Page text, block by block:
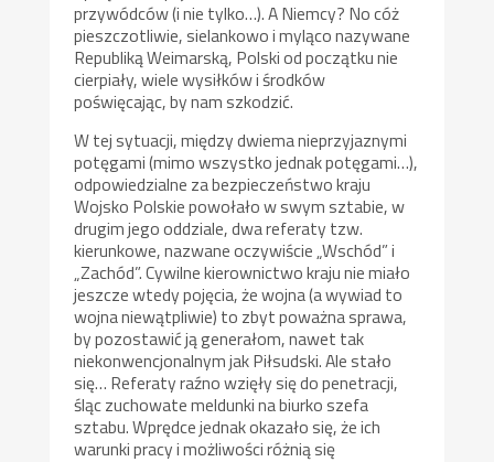
przywódców (i nie tylko…). A Niemcy? No cóż
pieszczotliwie, sielankowo i myląco nazywane
Republiką Weimarską, Polski od początku nie
cierpiały, wiele wysiłków i środków
poświęcając, by nam szkodzić.
W tej sytuacji, między dwiema nieprzyjaznymi
potęgami (mimo wszystko jednak potęgami…),
odpowiedzialne za bezpieczeństwo kraju
Wojsko Polskie powołało w swym sztabie, w
drugim jego oddziale, dwa referaty tzw.
kierunkowe, nazwane oczywiście „Wschód” i
„Zachód”. Cywilne kierownictwo kraju nie miało
jeszcze wtedy pojęcia, że wojna (a wywiad to
wojna niewątpliwie) to zbyt poważna sprawa,
by pozostawić ją generałom, nawet tak
niekonwencjonalnym jak Piłsudski. Ale stało
się… Referaty raźno wzięły się do penetracji,
śląc zuchowate meldunki na biurko szefa
sztabu. Wprędce jednak okazało się, że ich
warunki pracy i możliwości różnią się